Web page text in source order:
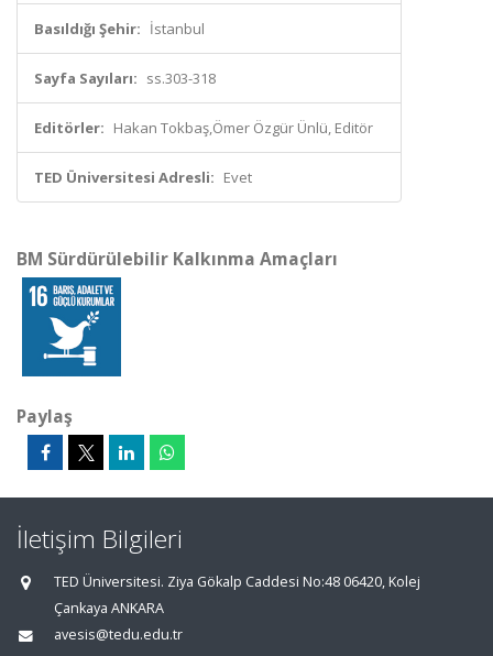
Basıldığı Şehir: İstanbul
Sayfa Sayıları: ss.303-318
Editörler: Hakan Tokbaş,Ömer Özgür Ünlü, Editör
TED Üniversitesi Adresli: Evet
BM Sürdürülebilir Kalkınma Amaçları
Paylaş
İletişim Bilgileri
TED Üniversitesi. Ziya Gökalp Caddesi No:48 06420, Kolej
Çankaya ANKARA
avesis@tedu.edu.tr